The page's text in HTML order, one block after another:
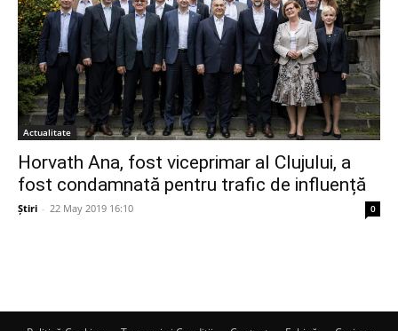
Actualitate
Horvath Ana, fost viceprimar al Clujului, a
fost condamnată pentru trafic de influență
Știri - 22 May 2019 16:10 0